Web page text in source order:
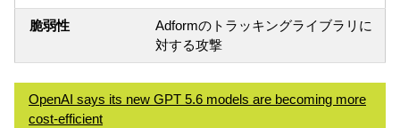
脆弱性
Adformのトラッキングライブラリに
対する攻撃
OpenAI says its new GPT 5.6 models are becoming more
cost-efficient